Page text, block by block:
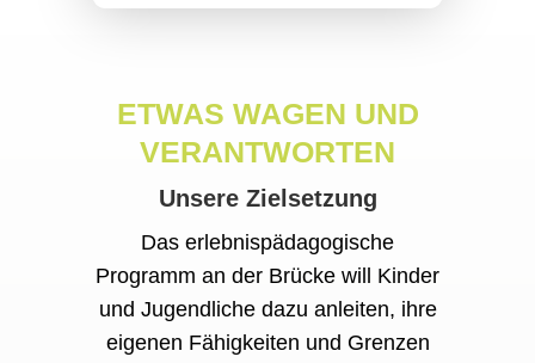
ETWAS WAGEN UND
VERANTWORTEN
Unsere Zielsetzung
Das erlebnispädagogische
Programm an der Brücke will Kinder
und Jugendliche dazu anleiten, ihre
eigenen Fähigkeiten und Grenzen